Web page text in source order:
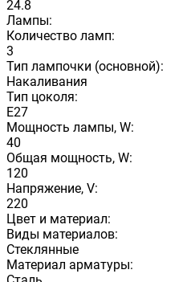
24.8
Лампы:
Количество ламп:
3
Тип лампочки (основной):
Накаливания
Тип цоколя:
E27
Мощность лампы, W:
40
Общая мощность, W:
120
Напряжение, V:
220
Цвет и материал:
Виды материалов:
Стеклянные
Материал арматуры: